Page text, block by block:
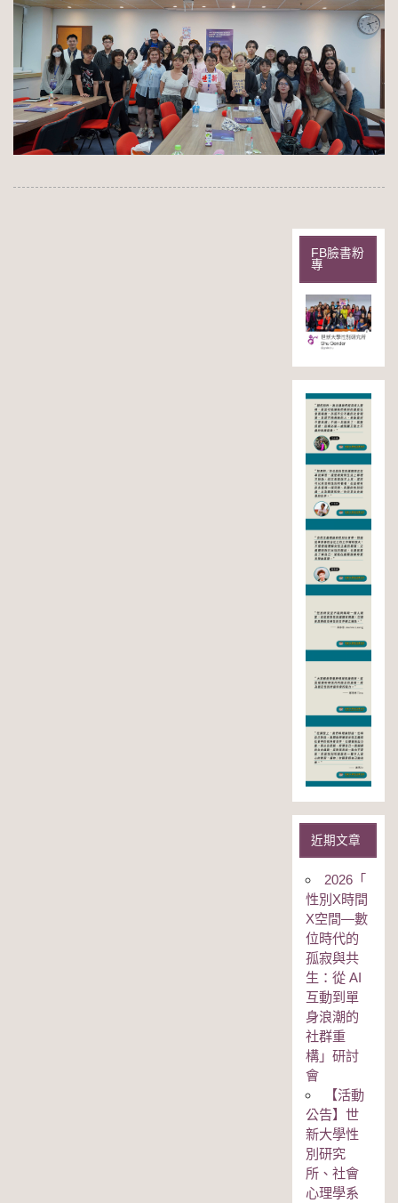
FB臉書粉
專
近期文章
2026「
性別Χ時間
Χ空間—數
位時代的
孤寂與共
生：從 AI
互動到單
身浪潮的
社群重
構」研討
會
【活動
公告】世
新大學性
別研究
所、社會
心理學系